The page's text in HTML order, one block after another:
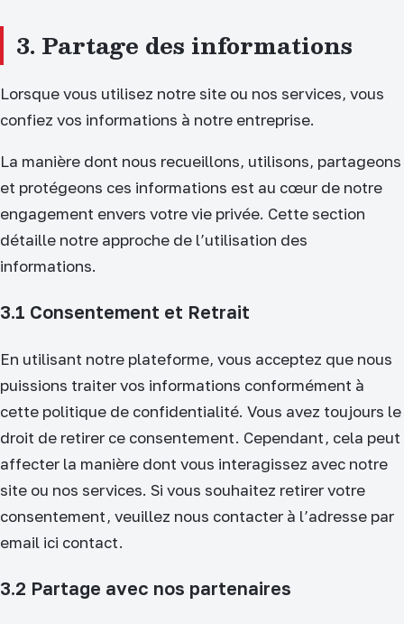
3. Partage des informations
Lorsque vous utilisez notre site ou nos services, vous
confiez vos informations à notre entreprise.
La manière dont nous recueillons, utilisons, partageons
et protégeons ces informations est au cœur de notre
engagement envers votre vie privée. Cette section
détaille notre approche de l’utilisation des
informations.
3.1 Consentement et Retrait
En utilisant notre plateforme, vous acceptez que nous
puissions traiter vos informations conformément à
cette politique de confidentialité. Vous avez toujours le
droit de retirer ce consentement. Cependant, cela peut
affecter la manière dont vous interagissez avec notre
site ou nos services. Si vous souhaitez retirer votre
consentement, veuillez nous contacter à l’adresse par
email ici contact.
3.2 Partage avec nos partenaires